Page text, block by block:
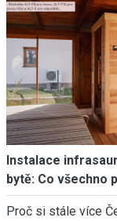
Instalace
bytě: Co všechno
Proč si stále více